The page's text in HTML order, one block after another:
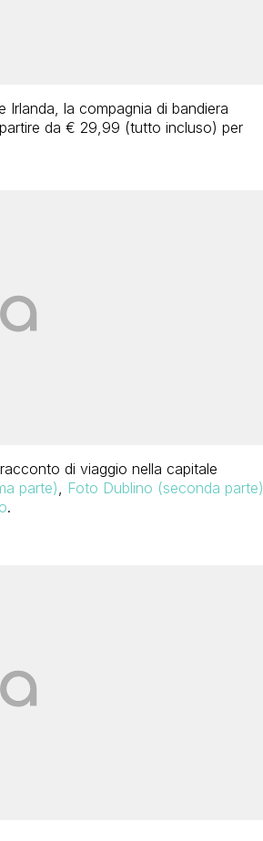
la compagnia di bandiera
da € 29,99 (tutto incluso) per
di viaggio nella capitale
parte), Foto Dublino (seconda parte)
.